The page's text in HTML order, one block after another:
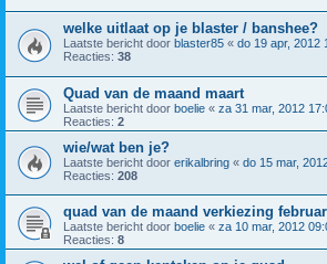
welke uitlaat op je blaster / banshee?
Laatste bericht door blaster85 « do 19 apr, 2012
Reacties: 38
Quad van de maand maart
Laatste bericht door boelie « za 31 mar, 2012
Reacties: 2
wie/wat ben je?
Laatste bericht door erikalbring « do 15 mar,
Reacties: 208
quad van de maand verkiezing
Laatste bericht door boelie « za 10 mar, 2012
Reacties: 8